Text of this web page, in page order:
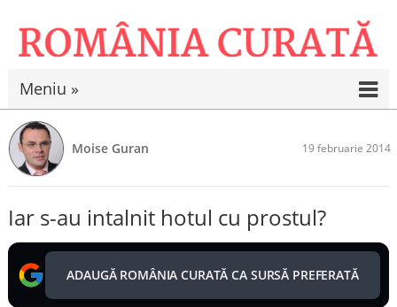
Meniu »
Moise Guran 19 februarie 2014
Iar s-au intalnit hotul cu prostul?
ADAUGĂ ROMÂNIA CURATĂ CA SURSĂ PREFERATĂ